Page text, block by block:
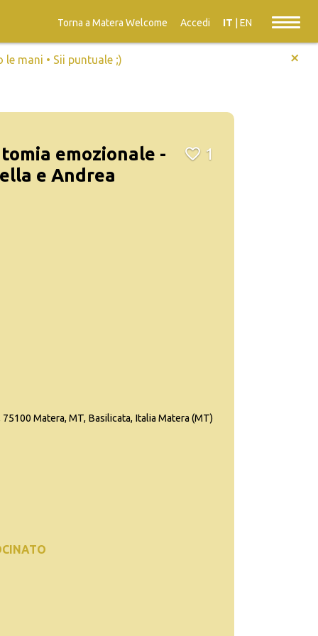
Torna a Matera Welcome Accedi IT EN
le mani • Sii puntuale ;) +
emozionale -
e Andrea
1
Matera, MT, Basilicata, Italia Matera (MT)